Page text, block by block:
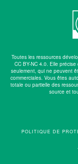
Toutes les ressources
CC BY-NC 4.0. Elle
seulement, qui ne peuvent
commerciales. Vous êtes
totale ou partielle des
source et
POLITIQUE DE